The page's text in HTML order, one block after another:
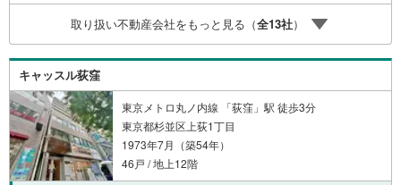
時受け付けております！■頭金0円からのご購入可能です■
（諸費用もOK）お気軽にお問い合わせください。
取り扱い不動産会社をもっと見る（全13社）
キャッスル荻窪
東京メトロ丸ノ内線 「荻窪」駅 徒歩3分
東京都杉並区上荻1丁目
1973年7月（築54年）
46戸 / 地上12階